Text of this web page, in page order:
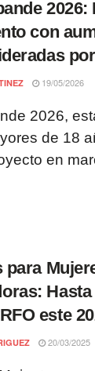
2026:
con
19/05/2026
2026,
de 18
en
para
este
20/03/2025